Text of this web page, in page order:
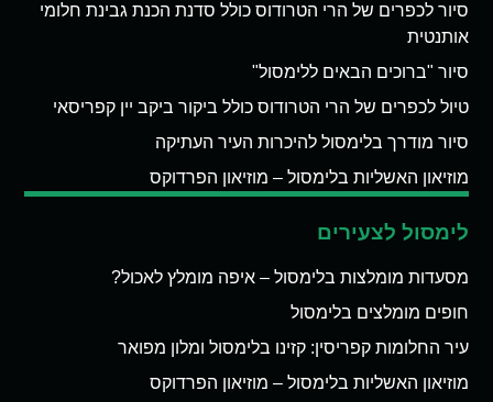
סיור לכפרים של הרי הטרודוס כולל סדנת הכנת גבינת חלומי
אותנטית
סיור "ברוכים הבאים ללימסול"
טיול לכפרים של הרי הטרודוס כולל ביקור ביקב יין קפריסאי
סיור מודרך בלימסול להיכרות העיר העתיקה
מוזיאון האשליות בלימסול – מוזיאון הפרדוקס
לימסול לצעירים
מסעדות מומלצות בלימסול – איפה מומלץ לאכול?
חופים מומלצים בלימסול
עיר החלומות קפריסין: קזינו בלימסול ומלון מפואר
מוזיאון האשליות בלימסול – מוזיאון הפרדוקס